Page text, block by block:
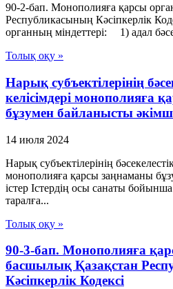
90-2-бап. Монополияға қарсы
Республикасының Кәсіпкерлік
органның міндеттері: 1) адал
Толық оқу »
Нарық субъектілерінің
келісімдері монополияға
бұзумен байланысты
14 июля 2024
Нарық субъектілерінің
монополияға қарсы заңнаманы
істер Істердің осы санаты
таралға...
Толық оқу »
90-3-бап. Монополияға
басшылық Қазақстан
Кәсіпкерлік Кодексі